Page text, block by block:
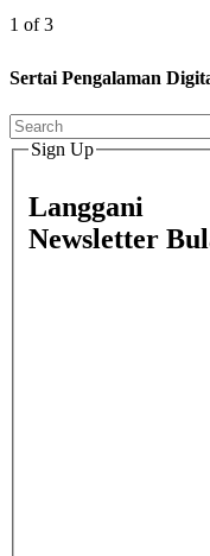
1 of 3
Sertai Pengalaman
Sign Up
Langgani
Newsletter